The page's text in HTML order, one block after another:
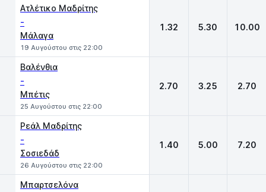
Ατλέτικο Μαδρίτης
-
Μάλαγα
19 Αυγούστου στις 22:00
1.32 5.30 10.00
Βαλένθια
-
Μπέτις
25 Αυγούστου στις 22:00
2.70 3.25 2.70
Ρεάλ Μαδρίτης
-
Σοσιεδάδ
26 Αυγούστου στις 22:00
1.40 5.00 7.20
Μπαρτσελόνα